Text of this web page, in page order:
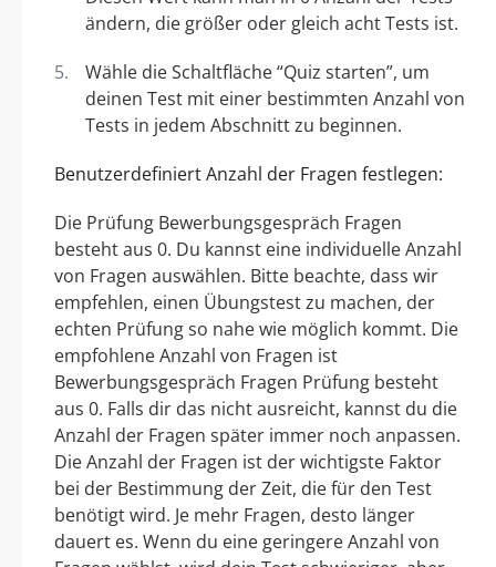
ändern, die größer oder gleich acht Tests ist.
Wähle die Schaltfläche “Quiz starten”, um
deinen Test mit einer bestimmten Anzahl von
Tests in jedem Abschnitt zu beginnen.
Benutzerdefiniert Anzahl der Fragen festlegen:
Die Prüfung Bewerbungsgespräch Fragen
besteht aus 0. Du kannst eine individuelle Anzahl
von Fragen auswählen. Bitte beachte, dass wir
empfehlen, einen Übungstest zu machen, der
echten Prüfung so nahe wie möglich kommt. Die
empfohlene Anzahl von Fragen ist
Bewerbungsgespräch Fragen Prüfung besteht
aus 0. Falls dir das nicht ausreicht, kannst du die
Anzahl der Fragen später immer noch anpassen.
Die Anzahl der Fragen ist der wichtigste Faktor
bei der Bestimmung der Zeit, die für den Test
benötigt wird. Je mehr Fragen, desto länger
dauert es. Wenn du eine geringere Anzahl von